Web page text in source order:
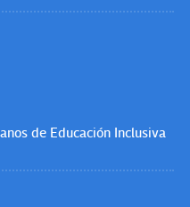
de Educación Inclusiva